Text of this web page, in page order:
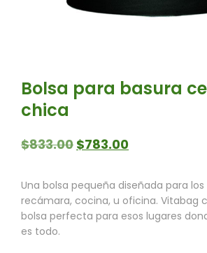
Bolsa para basura
chica
$833.00 $783.00
Una bolsa pequeña diseñada para
recámara, cocina, u oficina. Vitabag
bolsa perfecta para esos lugares
es todo.